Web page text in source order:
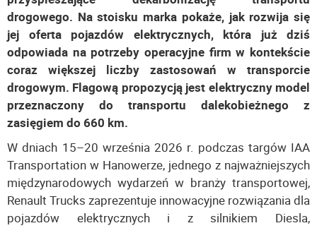
drogowego. Na stoisku marka pokaże, jak rozwija się
jej oferta pojazdów elektrycznych, która już dziś
odpowiada na potrzeby operacyjne firm w kontekście
coraz większej liczby zastosowań w transporcie
drogowym. Flagową propozycją jest elektryczny model
przeznaczony do transportu dalekobieżnego z
zasięgiem do 660 km.
W dniach 15–20 września 2026 r. podczas targów IAA
Transportation w Hanowerze, jednego z najważniejszych
międzynarodowych wydarzeń w branży transportowej,
Renault Trucks zaprezentuje innowacyjne rozwiązania dla
pojazdów elektrycznych i z silnikiem Diesla,